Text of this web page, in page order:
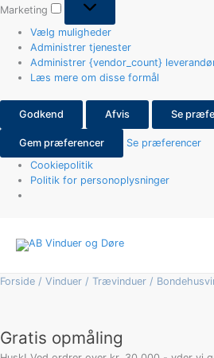
Marketing
Vælg muligheder
Administrer tjenester
Administrer {vendor_count}
Læs mere om disse formål
Godkend Afvis Se
Gem præferencer
Se præferencer
Cookiepolitik
Politik for personoplysninger
Forside / Vinduer / Trævinduer /
Gratis opmåling
Type
-